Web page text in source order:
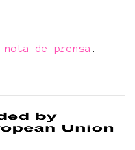
nota de prensa